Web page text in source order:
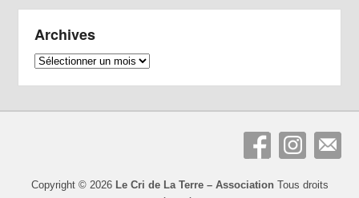
Archives
Archives
Copyright © 2026 Le Cri de La Terre – Association Tous droits